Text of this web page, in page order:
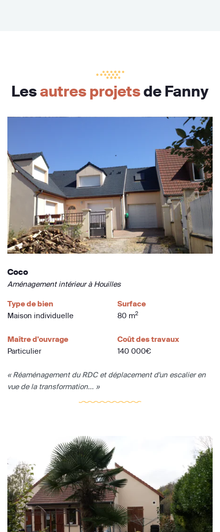
Lesautres projetsde Fanny
Coco
Aménagement intérieur à Houilles
Type de bien
Maison individuelle
Surface
80 m2
Maître d'ouvrage
Particulier
Coût des travaux
140 000€
« Réaménagement du RDC et déplacement d'un escalier en
vue de la transformation... »